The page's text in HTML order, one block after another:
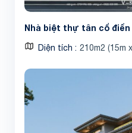
Nhà biệt thự tân cổ điển
Diện tích 210m2 (15m